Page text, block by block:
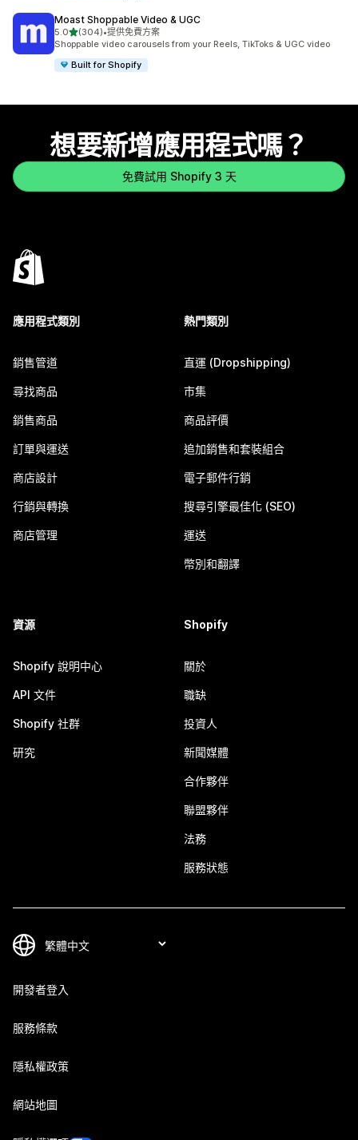
Moast Shoppable Video & UGC
5.0滿分 5 顆星
(304)
共有 304 則評價
•提供免費方案
Shoppable video carousels from your Reels, TikToks & UGC video
Built for Shopify
想要新增應用程式嗎？
免費試用 Shopify 3 天
應用程式類別
銷售管道
尋找商品
銷售商品
訂單與運送
商店設計
行銷與轉換
商店管理
熱門類別
直運 (Dropshipping)
市集
商品評價
追加銷售和套裝組合
電子郵件行銷
搜尋引擎最佳化 (SEO)
運送
幣別和翻譯
資源
Shopify 說明中心
API 文件
Shopify 社群
研究
Shopify
關於
職缺
投資人
新聞媒體
合作夥伴
聯盟夥伴
法務
服務狀態
開發者登入
服務條款
隱私權政策
網站地圖